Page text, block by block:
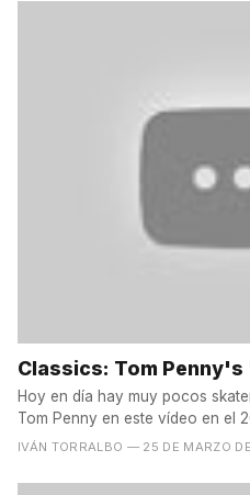
Classics: Tom
Hoy en día hay muy pocos
Tom Penny en este vídeo en el
líneas...
IVÁN TORRALBO — 25 DE MARZO